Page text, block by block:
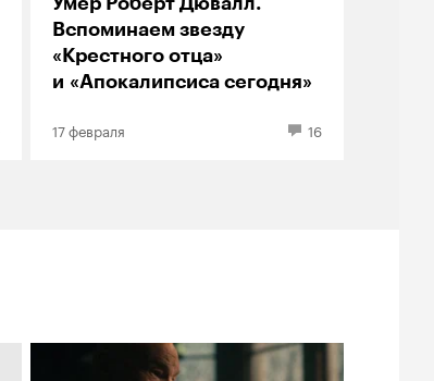
Вспоминаем звезду
«Крестного отца»
и «Апокалипсиса сегодня»
17 февраля 16